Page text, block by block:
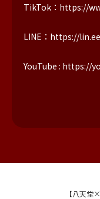
TikTok：https://
LINE：https://
YouTube : https://
【八天堂